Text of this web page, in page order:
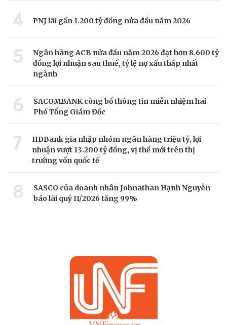
4 PNJ lãi gần 1.200 tỷ đồng nửa đầu năm 2026
5
Ngân hàng ACB nửa đầu năm 2026 đạt hơn 8.600 tỷ
đồng lợi nhuận sau thuế, tỷ lệ nợ xấu thấp nhất
ngành
6
SACOMBANK công bố thông tin miễn nhiệm hai
Phó Tổng Giám Đốc
7
HDBank gia nhập nhóm ngân hàng triệu tỷ, lợi
nhuận vượt 13.200 tỷ đồng, vị thế mới trên thị
trường vốn quốc tế
8
SASCO của doanh nhân Johnathan Hạnh Nguyễn
báo lãi quý II/2026 tăng 99%